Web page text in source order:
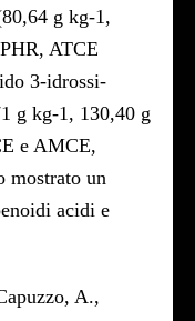
g kg-1,
ATCE
3-idrossi-
g kg-1, 130,40 g
e AMCE,
mostrato un
acidi e
A.,